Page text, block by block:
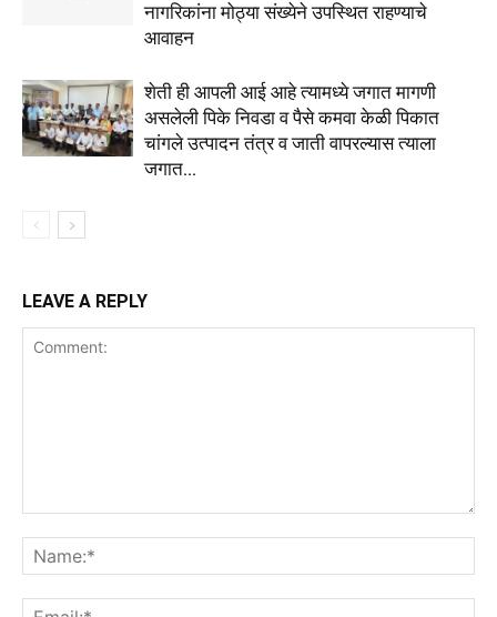
नागरिकांना मोठ्या संख्येने उपस्थित राहण्याचे
आवाहन
शेती ही आपली आई आहे त्यामध्ये जगात मागणी
असलेली पिके निवडा व पैसे कमवा केळी पिकात
चांगले उत्पादन तंत्र व जाती वापरल्यास त्याला
जगात...
LEAVE A REPLY